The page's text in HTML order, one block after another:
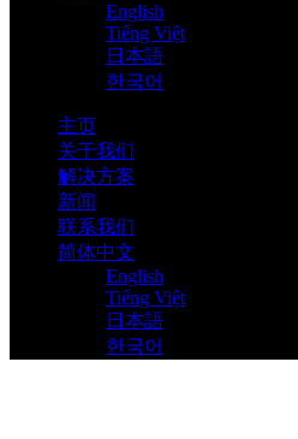
English
Tiếng Việt
日本語
한국어
主页
关于我们
解决方案
新闻
联系我们
简体中文
English
Tiếng Việt
日本語
한국어